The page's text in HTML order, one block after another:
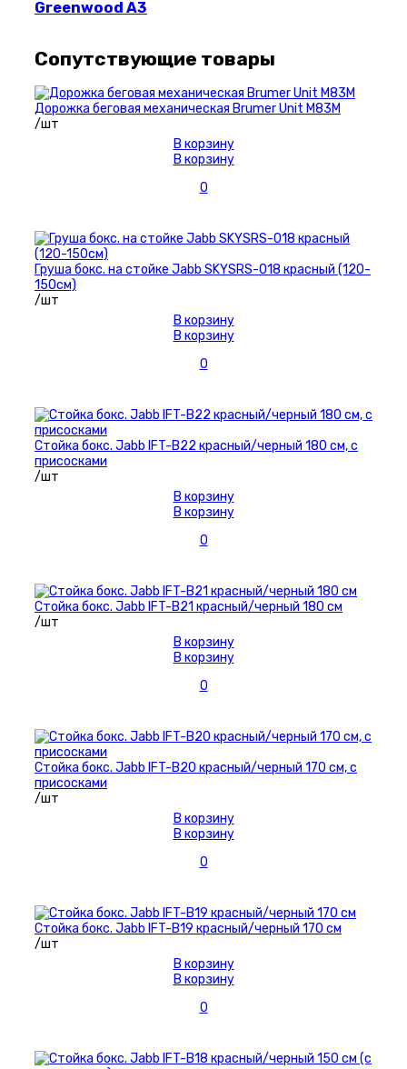
Greenwood A3
Сопутствующие товары
Дорожка беговая механическая Brumer Unit M83M
/шт
В корзину
В корзину
0
Груша бокс. на стойке Jabb SKYSRS-018 красный (120-
150см)
/шт
В корзину
В корзину
0
Стойка бокс. Jabb IFT-B22 красный/черный 180 см, с
присосками
/шт
В корзину
В корзину
0
Стойка бокс. Jabb IFT-B21 красный/черный 180 см
/шт
В корзину
В корзину
0
Стойка бокс. Jabb IFT-B20 красный/черный 170 см, с
присосками
/шт
В корзину
В корзину
0
Стойка бокс. Jabb IFT-B19 красный/черный 170 см
/шт
В корзину
В корзину
0